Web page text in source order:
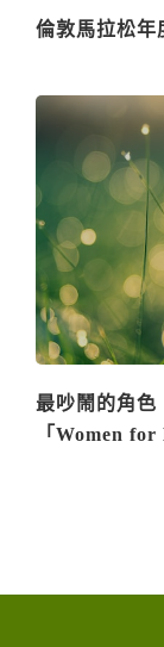
倫敦馬拉松年
最吵鬧的角
「Women